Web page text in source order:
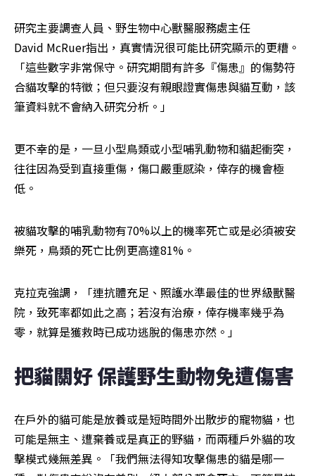
研究主要調查人員、野生物中心獸醫服務處主任
David McRuer指出，真實情況很可能比研究顯示的更糟。
「這些數字非常保守。研究期間有許多『傷患』的傷勢符
合貓攻擊的特徵；但只要沒有親眼證實傷患與貓互動，該
筆資料就不會納入研究分析。」
更不幸的是，一旦小型鳥類或小型哺乳動物和貓起衝突，
往往因為受到直接重傷，傷口嚴重感染，倖存的機會極
低。
被貓攻擊的哺乳動物有70%以上的機率死亡或是必須被安
樂死，鳥類的死亡比例更高達81%。
克拉克強調，「連抗體充足、照護水準最佳的世界級獸醫
院，致死率都如此之高；若沒有治療，倖存機率幾乎為
零，就算是獲救時已成功逃脫的傷患亦然。」
把貓關好 保護野生動物免遭傷害
在戶外的貓可能是放養或是短時間外出散步的寵物貓，也
可能是無主、遭棄養或是真正的野貓，而兩種戶外貓的攻
擊模式幾無差異。「我們無法得知攻擊傷患的貓是哪一